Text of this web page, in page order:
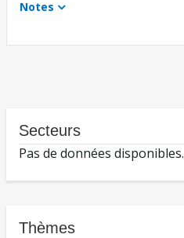
Notes
Secteurs
Pas de données disponibles.
Thèmes